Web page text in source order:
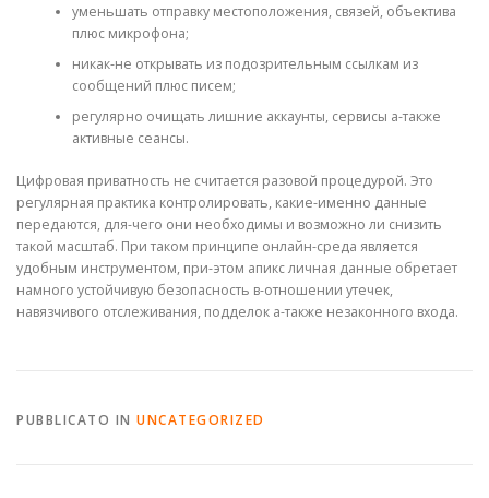
уменьшать отправку местоположения, связей, объектива
плюс микрофона;
никак-не открывать из подозрительным ссылкам из
сообщений плюс писем;
регулярно очищать лишние аккаунты, сервисы а-также
активные сеансы.
Цифровая приватность не считается разовой процедурой. Это
регулярная практика контролировать, какие-именно данные
передаются, для-чего они необходимы и возможно ли снизить
такой масштаб. При таком принципе онлайн-среда является
удобным инструментом, при-этом апикс личная данные обретает
намного устойчивую безопасность в-отношении утечек,
навязчивого отслеживания, подделок а-также незаконного входа.
PUBBLICATO IN UNCATEGORIZED